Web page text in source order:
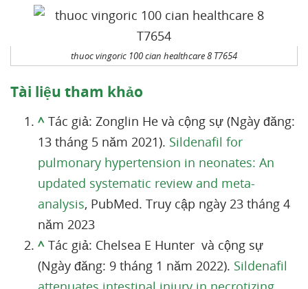
thuoc vingoric 100 cian healthcare 8 T7654
Tài liệu tham khảo
^ Tác giả: Zonglin He và cộng sự (Ngày đăng:
13 tháng 5 năm 2021). Sildenafil for
pulmonary hypertension in neonates: An
updated systematic review and meta-
analysis, PubMed. Truy cập ngày 23 tháng 4
năm 2023
^ Tác giả: Chelsea E Hunter và cộng sự
(Ngày đăng: 9 tháng 1 năm 2022). Sildenafil